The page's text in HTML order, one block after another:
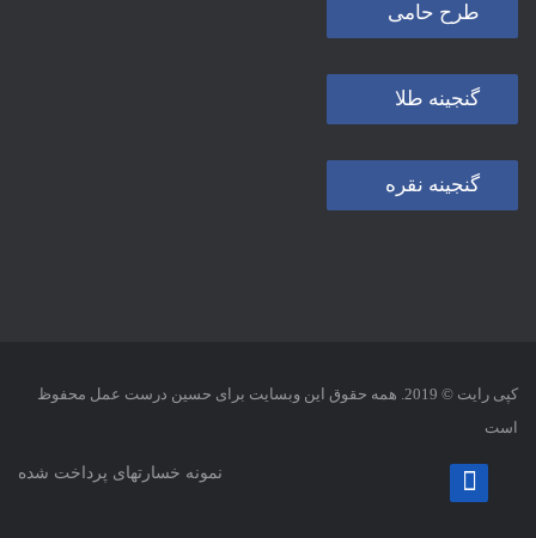
طرح حامی
گنجینه طلا
گنجینه نقره
کپی رایت © 2019. همه حقوق این وبسایت برای حسین درست عمل محفوظ
است
نمونه خسارتهای پرداخت شده